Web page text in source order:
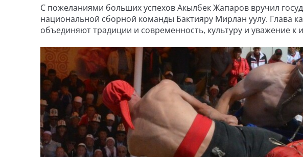
С пожеланиями больших успехов Акылбек Жапаров вручил
национальной сборной команды Бактияру Мирлан уулу. Глава
объединяют традиции и современность, культуру и уважение к